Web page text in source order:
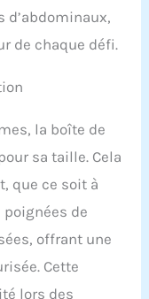
Pilates.
d’abdominaux,
de chaque défi.
la boîte de
sa taille. Cela
que ce soit à
de
offrant une
Cette
lors des